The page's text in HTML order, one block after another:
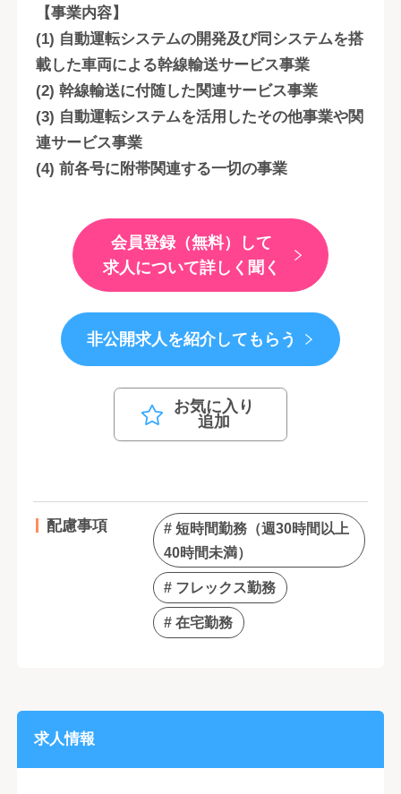
【事業内容】
(1) 自動運転システムの開発及び同システムを搭
載した車両による幹線輸送サービス事業
(2) 幹線輸送に付随した関連サービス事業
(3) 自動運転システムを活用したその他事業や関
連サービス事業
(4) 前各号に附帯関連する一切の事業
会員登録（無料）して
求人について詳しく聞く
非公開求人を紹介してもらう
お気に入り
追加
配慮事項
# 短時間勤務（週30時間以上
40時間未満）
# フレックス勤務
# 在宅勤務
求人情報